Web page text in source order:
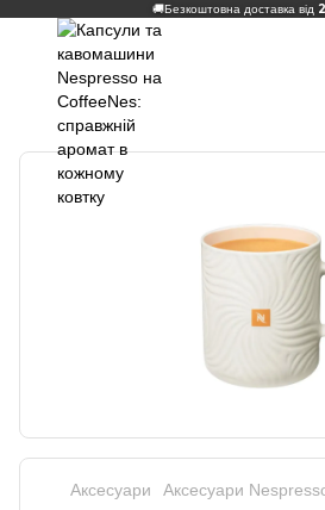
🚚Безкоштовна доставка від
Аксесуари Аксесуари